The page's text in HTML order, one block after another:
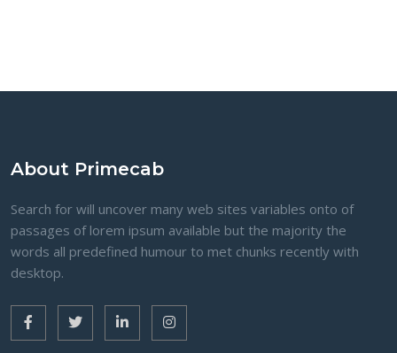
About Primecab
Search for will uncover many web sites variables onto of
passages of lorem ipsum available but the majority the
words all predefined humour to met chunks recently with
desktop.